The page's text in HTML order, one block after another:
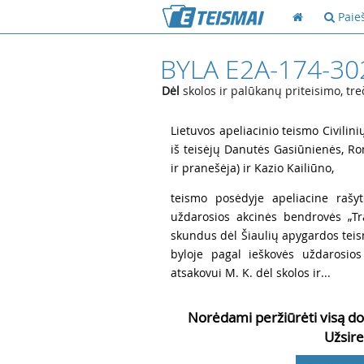
BYLA E2A-174-
Dėl skolos ir palūkanų priteisimo,
Lietuvos apeliacinio teismo
iš teisėjų Danutės Gasiūnienės,
ir pranešėja) ir Kazio Kailiūno,
teismo posėdyje apeliacine
uždarosios akcinės bendrovės
skundus dėl Šiaulių apygardos
byloje pagal ieškovės
atsakovui M. K. dėl skolos ir...
Norėdami peržiūrėti visą